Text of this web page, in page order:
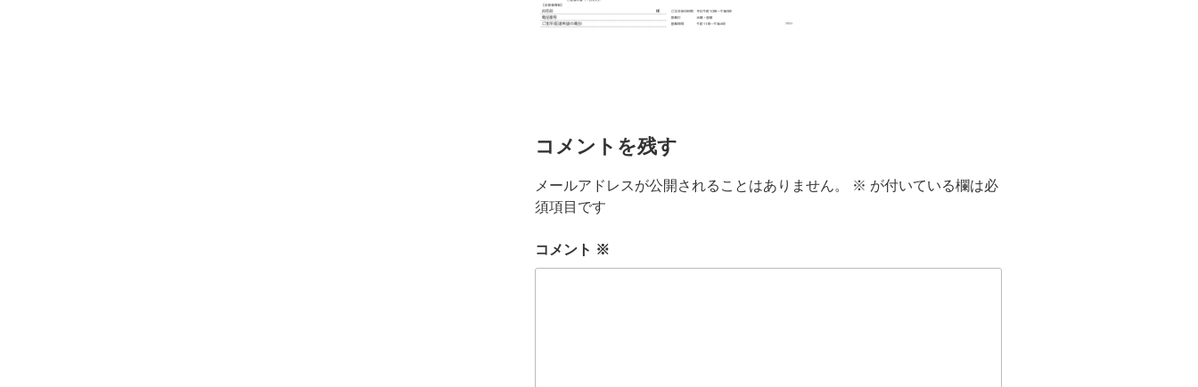
コメントを残す
メールアドレスが公開されることはありません。 ※ が付いている欄は必
須項目です
コメント ※